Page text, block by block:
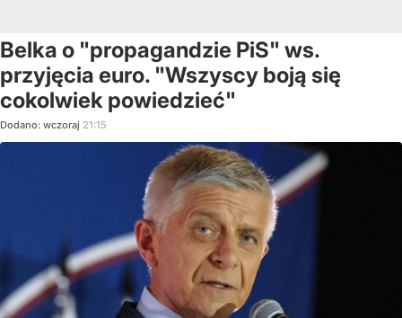
Belka o "propagandzie PiS" ws.
przyjęcia euro. "Wszyscy boją się
cokolwiek powiedzieć"
Dodano: wczoraj 21:15